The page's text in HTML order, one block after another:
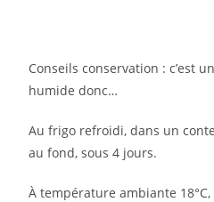
Conseils conservation : c’est
humide donc…⁣
Au frigo refroidi, dans un
au fond, sous 4 jours.
À température ambiante